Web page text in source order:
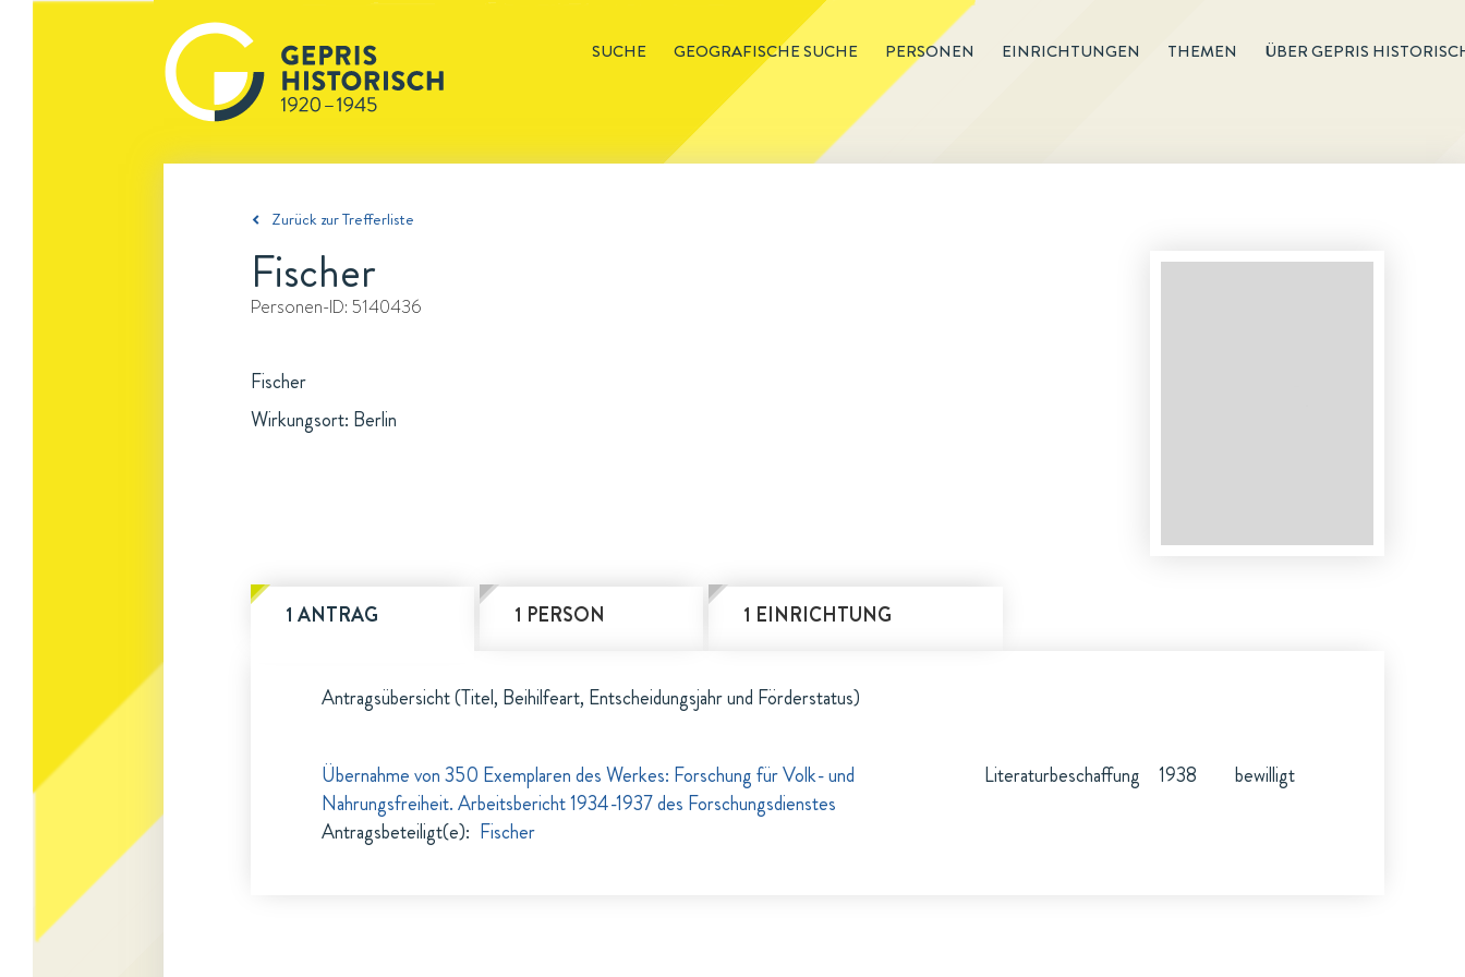
SUCHE GEOGRAFISCHE SUCHE PERSONEN EINRICHTUNGEN THEMEN ÜBER GEPRIS
Zurück zur Trefferliste
Fischer
Personen-ID: 5140436
Fischer
Wirkungsort: Berlin
1 ANTRAG 1 PERSON 1 EINRICHTUNG
Antragsübersicht (Titel, Beihilfeart, Entscheidungsjahr und Förderstatus)
Übernahme von 350 Exemplaren des Werkes: Forschung für Volk- und
Nahrungsfreiheit. Arbeitsbericht 1934-1937 des Forschungsdienstes
Antragsbeteiligt(e): Fischer
Literaturbeschaffung 1938 bewilligt